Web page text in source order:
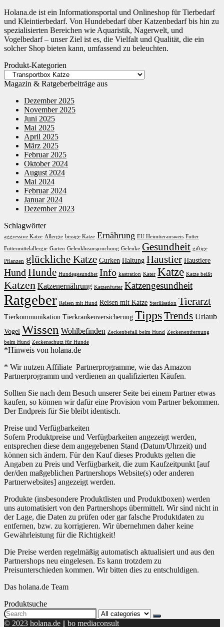
Holana.de ist ein Informationsportal und Onlineshop für Tierbedarf
und Kleintierbedarf. Von Hundebedarf über Katzenbedarf bis hin zu
spezialisierten Bereichen wie Aquaristik, Nagerwelt, und
Vogelbedarf – unser Ziel ist es, die Vielfalt und Qualität, die ein
solcher Shop bieten kann, umfassend zu beleuchten.
Produkt-Kategorien
Magazin & Ratgeberbeiträge aus
Dezember 2025
November 2025
Juni 2025
Mai 2025
April 2025
März 2025
Februar 2025
Oktober 2024
August 2024
Mai 2024
Februar 2024
Januar 2024
Dezember 2023
Schlagwörter
aggressive Katze Allergie bissige Katze Ernährung EU Heimtierausweis Futter
Futtermittelallergie Garten Gelenkbeanspruchung Gelenke Gesundheit giftige
Pflanzen glückliche Katze Gurken Haltung Haustier Haustiere
Hund Hunde Hundegesundhet Info kastration Kater Katze Katze beißt
Katzen Katzenernährung Katzenfutter Katzengesundheit
Ratgeber Reisen mit Hund Reisen mit Katze Sterilisation Tierarzt
Tierkommunikation Tierkrankenversicherung TippsTrends Urlaub
Vogel Wissen Wohlbefinden Zeckenbefall beim Hund Zeckenentfernung
beim Hund Zeckenschutz für Hunde
*Hinweis von holana.de
* Wir nutzen Affiliate Partnerprogramme, wie das Amazon
Partnerprogramm und verdienen an qualifizierten Käufen.
Sollten Sie nach dem Besuch unserer Seite bei einem Partner etwas
kaufen, so können wir dafür eine Provision vom Partner bekommen.
Der Endpreis für Sie bleibt identisch.
Preise und Verfügbarkeiten
Sofern Produktpreise und Verfügbarkeiten angezeigt werden,
entsprechen diese dem angegebenen Stand (Datum/Uhrzeit) und
können sich ändern. Für den Kauf dieses Produkts gelten die
Angaben zu Preis und Verfügbarkeit, die zum Kaufzeitpunkt [auf
der/den maßgeblichen Partnershops Website(s) oder anderen
Partnerwebsites] angezeigt werden.
Produkte (insbesondere Produktlisten und Produktboxen) werden
uns automatisiert von den Partnershops übermittelt. Wir sind nicht in
der Lage, die Daten zu prüfen oder gar falsche Produktdaten zu
entfernen, bzw. zu korrigieren. Wir übernehmen daher keine
Gewährleistung für die Richtigkeit!
Die Preise werden regelmäßig automatisch aktualisiert und aus den
Partnershops neu eingelesen. Es kann trotzdem zu
Preisunterschieden kommen. Wir bitten dies zu entschuldigen.
Das holana.de Team
Produktsuche
Search
for:
© 2023 holana.de || bo mediaconsult